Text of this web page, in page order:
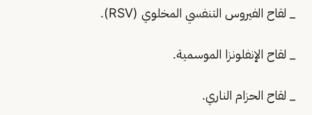
_ لقاح الفيروس التنفسي المخلوي (RSV).
_ لقاح الإنفلونزا الموسمية.
_ لقاح الحزام الناري.